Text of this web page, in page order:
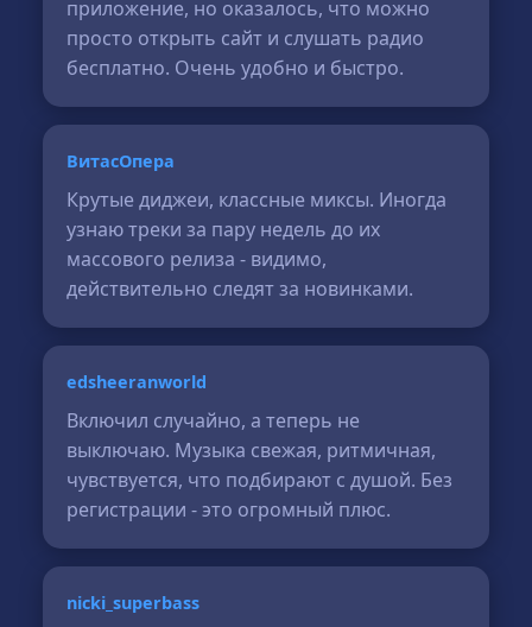
приложение, но оказалось, что можно
просто открыть сайт и слушать радио
бесплатно. Очень удобно и быстро.
ВитасОпера
Крутые диджеи, классные миксы. Иногда
узнаю треки за пару недель до их
массового релиза - видимо,
действительно следят за новинками.
edsheeranworld
Включил случайно, а теперь не
выключаю. Музыка свежая, ритмичная,
чувствуется, что подбирают с душой. Без
регистрации - это огромный плюс.
nicki_superbass